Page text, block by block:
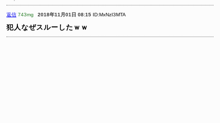
返信 743mg 2018年11月01日 08:15 ID:MxNzI3MTA
犯人なぜスルーしたｗｗ